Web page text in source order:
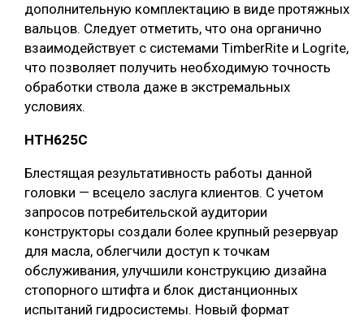
дополнительную комплектацию в виде протяжных
вальцов. Следует отметить, что она органично
взаимодействует с системами TimberRite и Logrite,
что позволяет получить необходимую точность
обработки ствола даже в экстремальных
условиях.
HТН625C
Блестящая результативность работы данной
головки — всецело заслуга клиентов. С учетом
запросов потребительской аудитории
конструкторы создали более крупный резервуар
для масла, облегчили доступ к точкам
обслуживания, улучшили конструкцию дизайна
стопорного штифта и блок дистанционных
испытаний гидросистемы. Новый формат